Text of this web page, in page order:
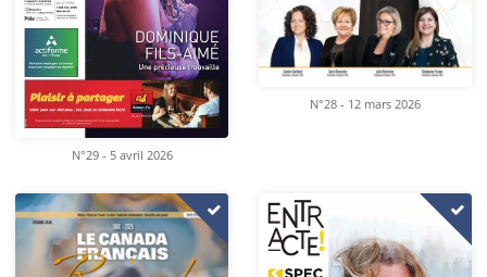
N°29 - 5 avril 2026
N°28 - 12 mars 2026